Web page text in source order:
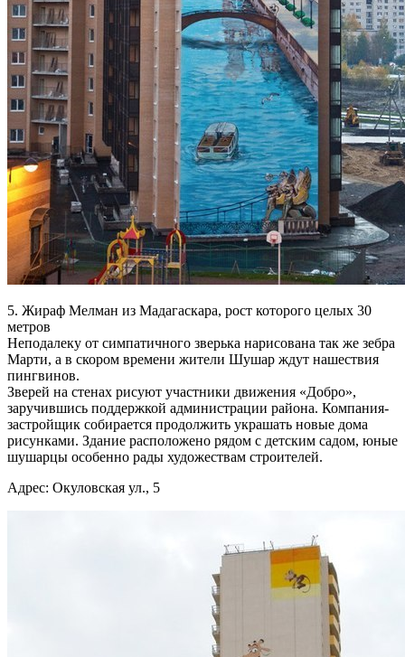
5. Жираф Мелман из Мадагаскара, рост которого целых 30
метров
Неподалеку от симпатичного зверька нарисована так же зебра
Марти, а в скором времени жители Шушар ждут нашествия
пингвинов.
Зверей на стенах рисуют участники движения «Добро»,
заручившись поддержкой администрации района. Компания-
застройщик собирается продолжить украшать новые дома
рисунками. Здание расположено рядом с детским садом, юные
шушарцы особенно рады художествам строителей.
Адрес: Окуловская ул., 5